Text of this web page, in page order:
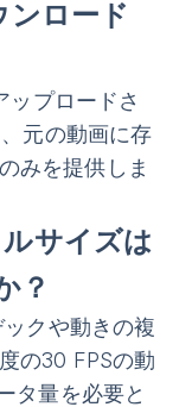
ロード
ップロードさ
元の動画に存
みを提供しま
サイズは
？
クや動きの複
の30 FPSの動
タ量を必要と